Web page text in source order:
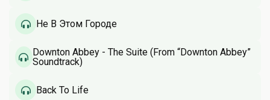
Не В Этом Городе
Downton Abbey - The Suite (From “Downton Abbey”
Soundtrack)
Back To Life